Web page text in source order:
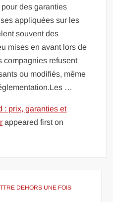
des garanties
appliquées sur les
souvent des
mises en avant lors de
compagnies refusent
ou modifiés, même
…
: prix, garanties et
appeared first on
DEHORS UNE FOIS